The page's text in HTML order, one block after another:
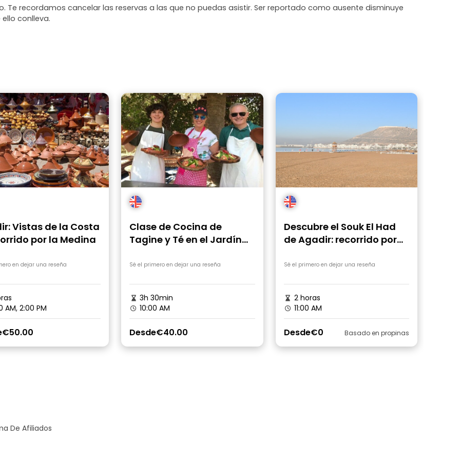
Te recordamos cancelar las reservas a las que no puedas asistir. Ser reportado como ausente disminuye
conlleva.
Vistas de la Costa
por la Medina
en dejar una reseña
AM, 2:00 PM
€50.00
Clase de Cocina de
Tagine y Té en el Jardín
Sé el primero en dejar una reseña
3h 30min
10:00 AM
Desde€40.00
Descubre el Souk El Had
de Agadir: recorrido por
con un guía local
Sé el primero en dejar una reseña
2 horas
11:00 AM
Desde€0 Basado en propinas
De Afiliados